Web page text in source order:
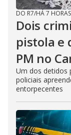
DO R7/HÁ 7 HORAS
Dois
pistola e
PM no
Um dos detidos
policiais
entorpecentes